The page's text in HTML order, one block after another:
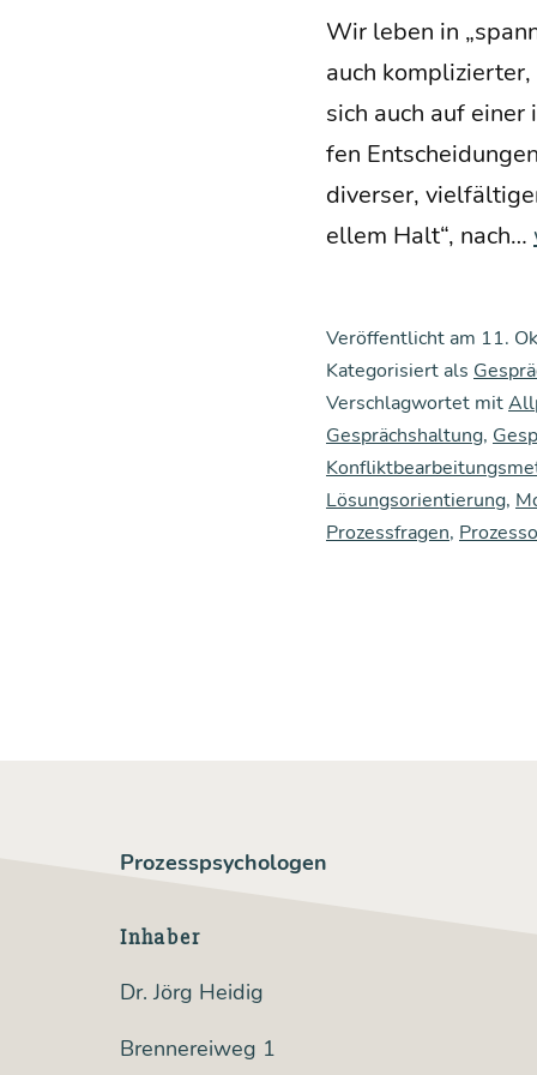
Wir leben in
auch
sich auch auf
fen
diver­ser,
el­lem Halt“, nach…
Veröffentlicht am 11.
Kategorisiert als
Verschlagwortet mit
Gesprächshaltung,
Lösungsorientierung,
Prozessfragen,
Prozesspsychologen
Inhaber
Dr. Jörg Heidig
Brennereiweg 1